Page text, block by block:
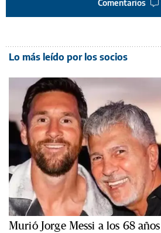
Comentarios
Lo más leído por los socios
Murió Jorge Messi a los 68 años